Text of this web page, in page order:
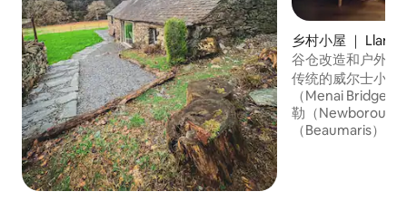
乡村小屋 ｜
谷仓改造和户外桑
传统的威尔士小屋
（Menai Bridge
勒（Newborough
（Beaumaris）仅